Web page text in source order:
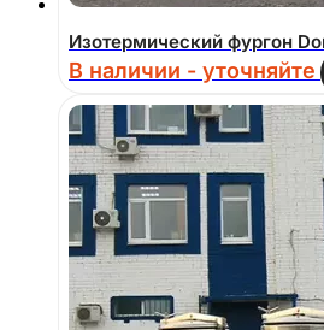
Изотермический фургон
В наличии - уточняйте